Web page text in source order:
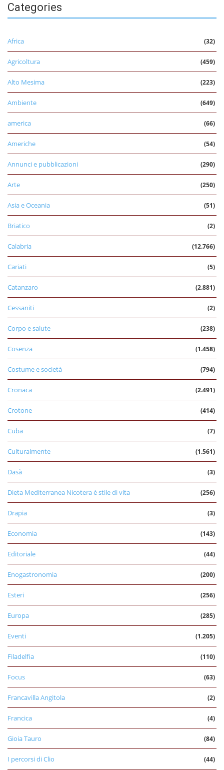
Categories
Africa (32)
Agricoltura (459)
Alto Mesima (223)
Ambiente (649)
america (66)
Americhe (54)
Annunci e pubblicazioni (290)
Arte (250)
Asia e Oceania (51)
Briatico (2)
Calabria (12.766)
Cariati (5)
Catanzaro (2.881)
Cessaniti (2)
Corpo e salute (238)
Cosenza (1.458)
Costume e società (794)
Cronaca (2.491)
Crotone (414)
Cuba (7)
Culturalmente (1.561)
Dasà (3)
Dieta Mediterranea Nicotera è stile di vita (256)
Drapia (3)
Economia (143)
Editoriale (44)
Enogastronomia (200)
Esteri (256)
Europa (285)
Eventi (1.205)
Filadelfia (110)
Focus (63)
Francavilla Angitola (2)
Francica (4)
Gioia Tauro (84)
I percorsi di Clio (44)